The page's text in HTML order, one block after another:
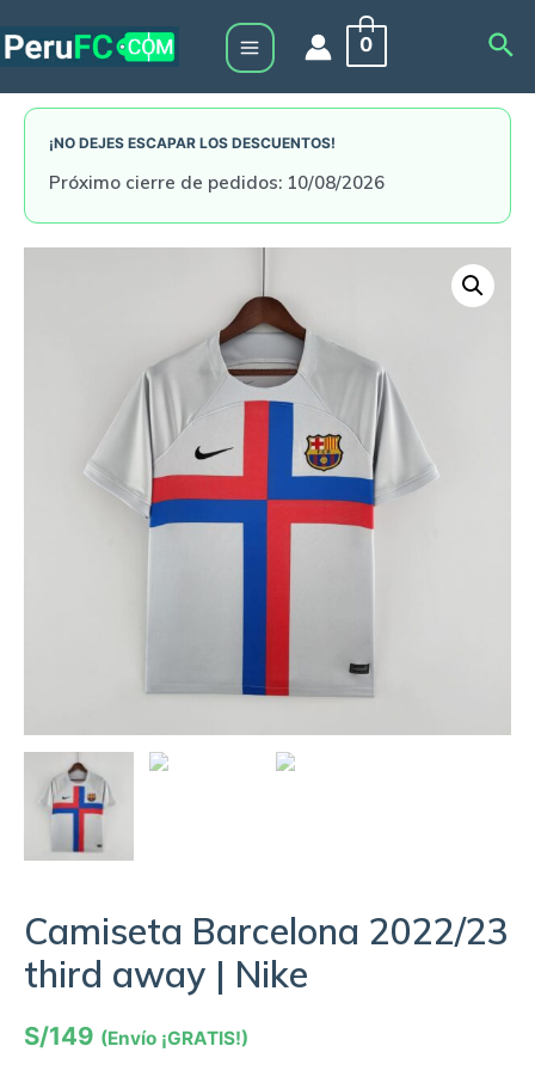
to
Main
Menu
0
¡NO DEJES ESCAPAR LOS DESCUENTOS!
Próximo cierre de pedidos: 10/08/2026
Camiseta Barcelona 2022/23
third away | Nike
S/149 (Envío ¡GRATIS!)